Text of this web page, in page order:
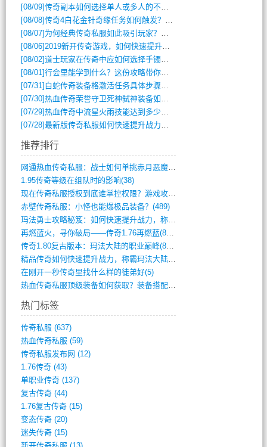
[08/09]传奇副本如何选择单人或多人的不同模式？
[08/08]传奇4白花金针奇缘任务如何触发？完整攻略解析
[08/07] 为何经典传奇私服如此吸引玩家？深度攻略解析
[08/06]2019新开传奇游戏，如何快速提升角色等级？
[08/02]道士玩家在传奇中应如何选择手镯装备？
[08/01]行会里能学到什么？这份攻略带你全掌握
[07/31] 白蛇传奇装备格激活任务具体步骤是什么？如何完成？
[07/30]热血传奇荣誉守卫死神弑神装备如何获取与佩戴攻略？
[07/29]热血传奇中流星火雨技能达到多少级可以开始练装备？
[07/28]最新版传奇私服如何快速提升战力与获取稀有装备？
推荐排行
网通热血传奇私服：战士如何单挑赤月恶魔？(311)
1.95传奇等级在组队时的影响(38)
现在传奇私服授权到底谁掌控权限？游戏攻略(789)
赤壁传奇私服：小怪也能爆极品装备？(489)
玛法勇士攻略秘笈：如何快速提升战力，称霸(717)
再燃蓝火，寻你破局——传奇1.76再燃蓝(893)
传奇1.80复古版本：玛法大陆的职业巅峰(873)
精品传奇如何快速提升战力，称霸玛法大陆？(392)
在刚开一秒传奇里找什么样的徒弟好(5)
热血传奇私服顶级装备如何获取？装备搭配与(688)
热门标签
传奇私服 (637)
热血传奇私服 (59)
传奇私服发布网 (12)
1.76传奇(43)
单职业传奇(137)
复古传奇(44)
1.76复古传奇(15)
变态传奇(20)
迷失传奇(15)